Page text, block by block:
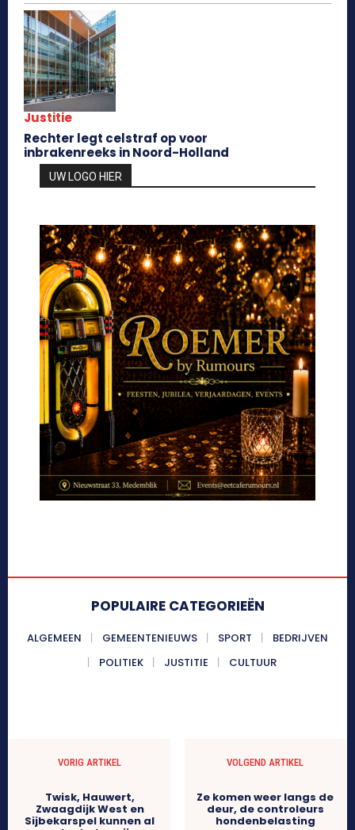
Justitie
Rechter legt celstraf op voor
inbrakenreeks in Noord-Holland
UW LOGO HIER
POPULAIRE CATEGORIEËN
ALGEMEEN GEMEENTENIEUWS SPORT
BEDRIJVEN
POLITIEK
JUSTITIE CULTUUR
VORIG ARTIKEL
Twisk, Hauwert,
Zwaagdijk West en
Sijbekarspel kunnen al
VOLGEND ARTIKEL
Ze komen weer langs de
deur, de controleurs
hondenbelasting